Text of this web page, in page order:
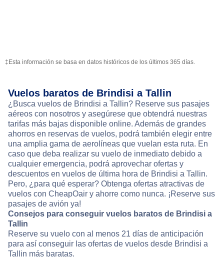
‡Esta información se basa en datos históricos de los últimos 365 días.
Vuelos baratos de Brindisi a Tallin
¿Busca vuelos de Brindisi a Tallin? Reserve sus pasajes
aéreos con nosotros y asegúrese que obtendrá nuestras
tarifas más bajas disponible online. Además de grandes
ahorros en reservas de vuelos, podrá también elegir entre
una amplia gama de aerolíneas que vuelan esta ruta. En
caso que deba realizar su vuelo de inmediato debido a
cualquier emergencia, podrá aprovechar ofertas y
descuentos en vuelos de última hora de Brindisi a Tallin.
Pero, ¿para qué esperar? Obtenga ofertas atractivas de
vuelos con CheapOair y ahorre como nunca. ¡Reserve sus
pasajes de avión ya!
Consejos para conseguir vuelos baratos de Brindisi a
Tallin
Reserve su vuelo con al menos 21 días de anticipación
para así conseguir las ofertas de vuelos desde Brindisi a
Tallin más baratas.